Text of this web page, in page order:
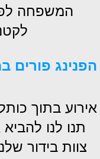
המשפחה
הפנינג פורים
אירוע בתוך
תנו לנו
צוות בידור